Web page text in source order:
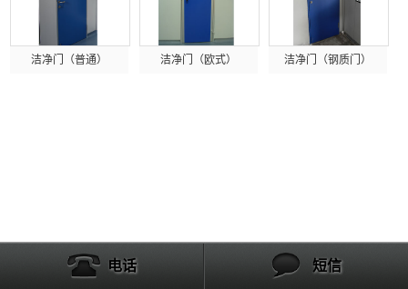
洁净门（普通） 洁净门（欧式） 洁净门（钢质门）
电话 短信